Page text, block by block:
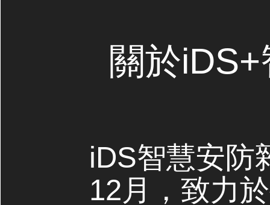
關於
iDS智慧安防
12月，致力